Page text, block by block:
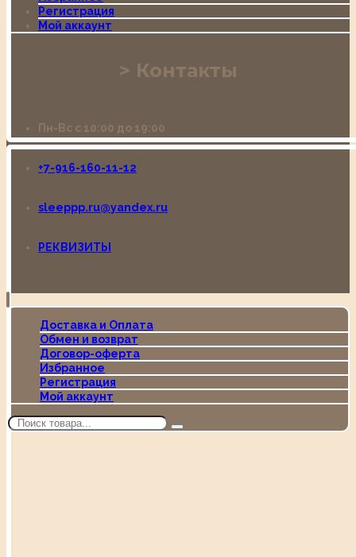
Регистрация
Мой аккаунт
Контакты
Пн-Вс с 10:00 до 19:00
+7-916-160-11-12
sleeppp.ru@yandex.ru
РЕКВИЗИТЫ
Доставка и Оплата
Обмен и возврат
Договор-оферта
Избранное
Регистрация
Мой аккаунт